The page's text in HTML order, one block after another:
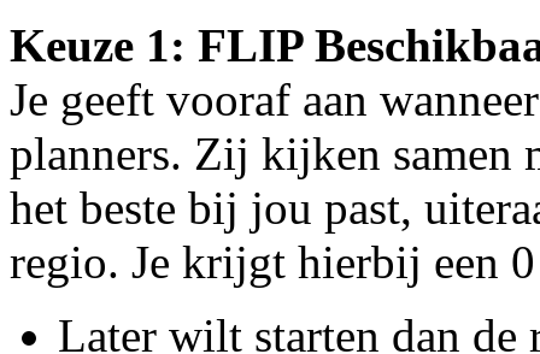
Keuze 1: FLIP
Je geeft vooraf aan
planners. Zij kijken samen
het beste bij jou past,
regio. Je krijgt hierbij een
Later wilt starten dan